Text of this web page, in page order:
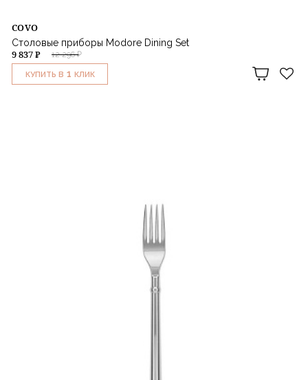
COVO
Столовые приборы Modore Dining Set
12 296 ₽
9 837 ₽
КУПИТЬ В 1 КЛИК